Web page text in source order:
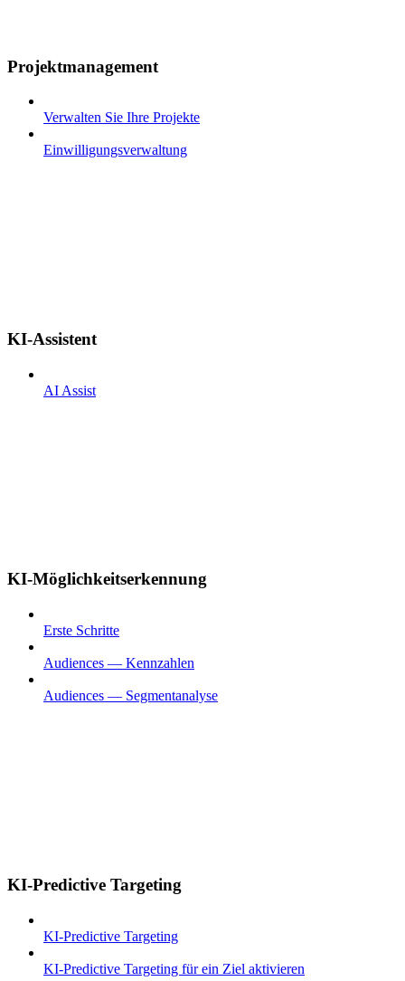
Projektmanagement
Verwalten Sie Ihre Projekte
Einwilligungsverwaltung
KI-Assistent
AI Assist
KI-Möglichkeitserkennung
Erste Schritte
Audiences — Kennzahlen
Audiences — Segmentanalyse
KI-Predictive Targeting
KI-Predictive Targeting
KI-Predictive Targeting für ein Ziel aktivieren